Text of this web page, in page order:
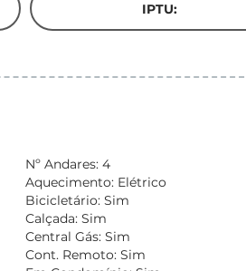
IPTU:
Nº Andares: 4
Aquecimento: Elétrico
Bicicletário: Sim
Calçada: Sim
Central Gás: Sim
Cont. Remoto: Sim